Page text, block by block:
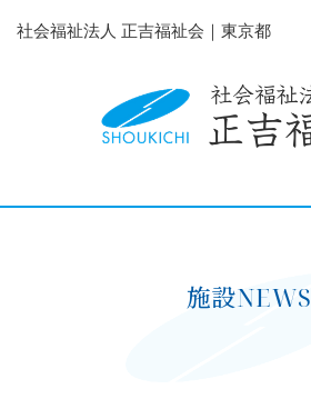
社会福祉法人 正吉福祉会｜東京都
施設NEWS